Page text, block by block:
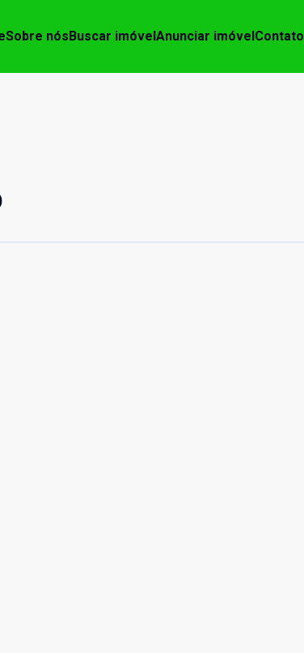
Sobre nósBuscar imóvelAnunciar imóvelContato